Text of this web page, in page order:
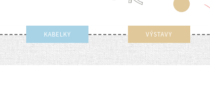
KABELKY VÝSTAVY